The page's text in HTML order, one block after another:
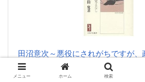
田沼意次～悪役にされがちですが、
に有能な人物でした
メニュー ホーム 検索